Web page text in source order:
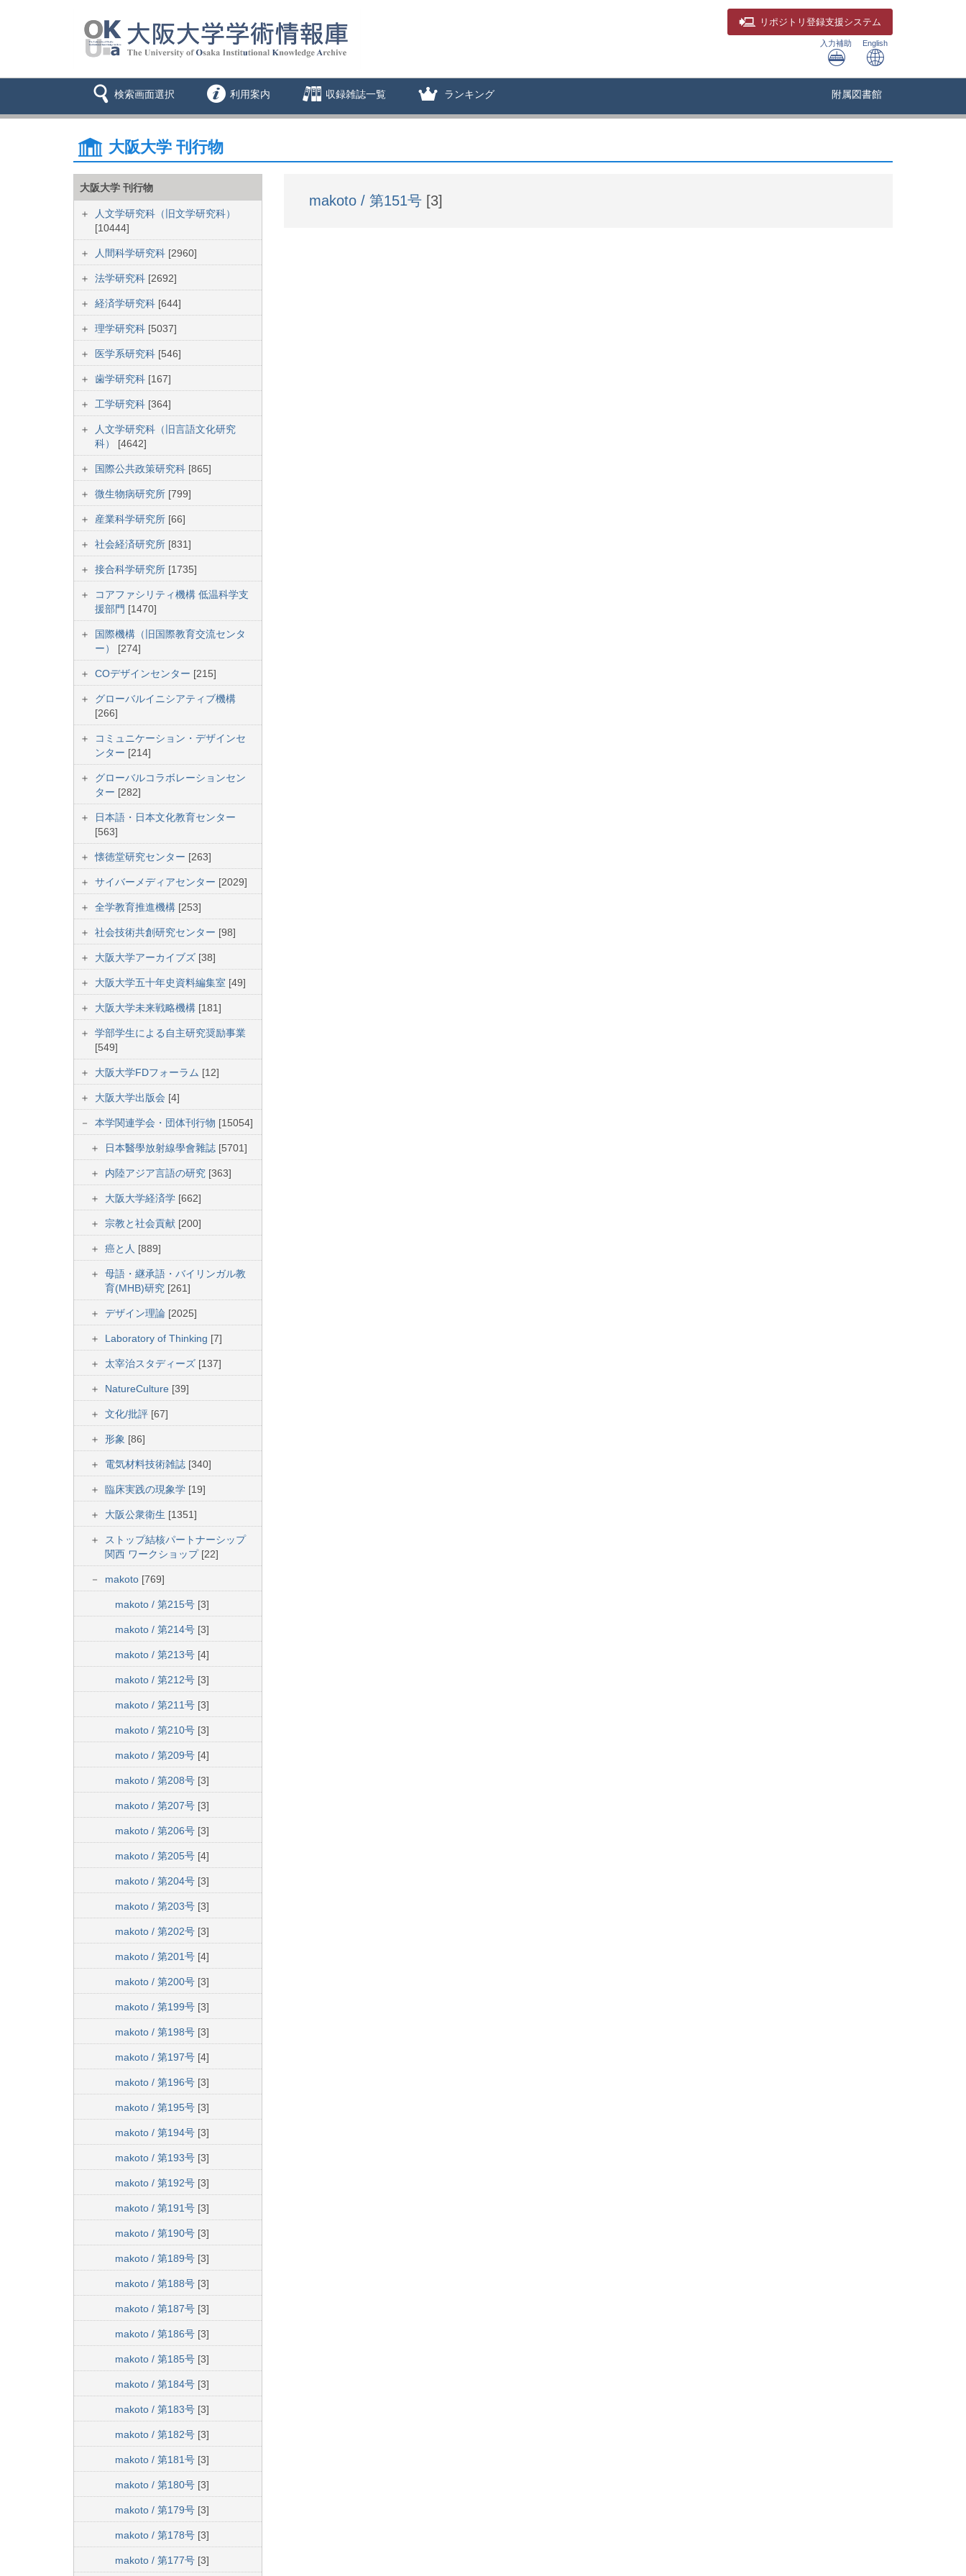
リポジトリ 登録支援システム
入力補助 English
検索画面選択 利用案内 収録雑誌一覧 ランキング 附属図書館
大阪大学 刊行物
大阪大学 刊行物
人文学研究科（旧文学研究科）
[10444]
人間科学研究科 [2960]
法学研究科 [2692]
経済学研究科 [644]
理学研究科 [5037]
医学系研究科 [546]
歯学研究科 [167]
工学研究科 [364]
人文学研究科（旧言語文化研究
科） [4642]
国際公共政策研究科 [865]
微生物病研究所 [799]
産業科学研究所 [66]
社会経済研究所 [831]
接合科学研究所 [1735]
コアファシリティ機構 低温科学支
援部門 [1470]
国際機構（旧国際教育交流センタ
ー） [274]
COデザインセンター [215]
グローバルイニシアティブ機構
[266]
コミュニケーション・デザインセ
ンター [214]
グローバルコラボレーションセン
ター [282]
日本語・日本文化教育センター
[563]
懐徳堂研究センター [263]
サイバーメディアセンター [2029]
全学教育推進機構 [253]
社会技術共創研究センター [98]
大阪大学アーカイブズ [38]
大阪大学五十年史資料編集室 [49]
大阪大学未来戦略機構 [181]
学部学生による自主研究奨励事業
[549]
大阪大学FDフォーラム [12]
大阪大学出版会 [4]
本学関連学会・団体刊行物 [15054]
日本醫學放射線學會雜誌 [5701]
内陸アジア言語の研究 [363]
大阪大学経済学 [662]
宗教と社会貢献 [200]
癌と人 [889]
母語・継承語・バイリンガル教
育(MHB)研究 [261]
デザイン理論 [2025]
Laboratory of Thinking [7]
太宰治スタディーズ [137]
NatureCulture [39]
文化/批評 [67]
形象 [86]
電気材料技術雑誌 [340]
臨床実践の現象学 [19]
大阪公衆衛生 [1351]
ストップ結核パートナーシップ
関西 ワークショップ [22]
makoto [769]
makoto / 第215号 [3]
makoto / 第214号 [3]
makoto / 第213号 [4]
makoto / 第212号 [3]
makoto / 第211号 [3]
makoto / 第210号 [3]
makoto / 第209号 [4]
makoto / 第208号 [3]
makoto / 第207号 [3]
makoto / 第206号 [3]
makoto / 第205号 [4]
makoto / 第204号 [3]
makoto / 第203号 [3]
makoto / 第202号 [3]
makoto / 第201号 [4]
makoto / 第200号 [3]
makoto / 第199号 [3]
makoto / 第198号 [3]
makoto / 第197号 [4]
makoto / 第196号 [3]
makoto / 第195号 [3]
makoto / 第194号 [3]
makoto / 第193号 [3]
makoto / 第192号 [3]
makoto / 第191号 [3]
makoto / 第190号 [3]
makoto / 第189号 [3]
makoto / 第188号 [3]
makoto / 第187号 [3]
makoto / 第186号 [3]
makoto / 第185号 [3]
makoto / 第184号 [3]
makoto / 第183号 [3]
makoto / 第182号 [3]
makoto / 第181号 [3]
makoto / 第180号 [3]
makoto / 第179号 [3]
makoto / 第178号 [3]
makoto / 第177号 [3]
makoto / 第151号 [3]